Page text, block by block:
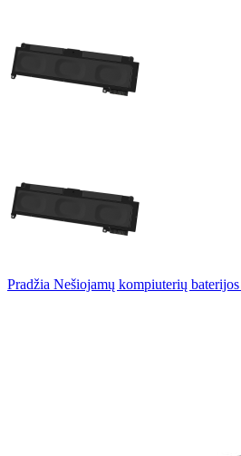
Pradžia Nešiojamų kompiuterių baterijos